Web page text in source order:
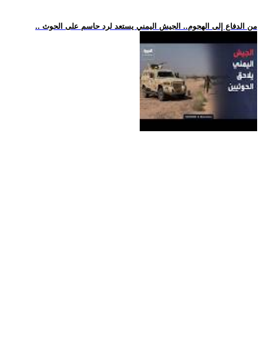
.. من الدفاع إلى الهجوم.. الجيش اليمني يستعد لرد حاسم على الحوث